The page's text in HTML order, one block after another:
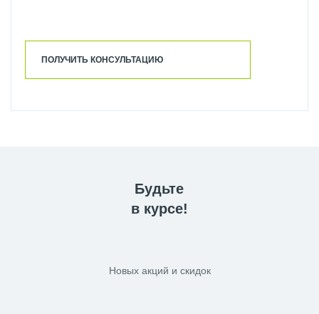
ПОЛУЧИТЬ КОНСУЛЬТАЦИЮ
Будьте
в курсе!
Новых акций и скидок